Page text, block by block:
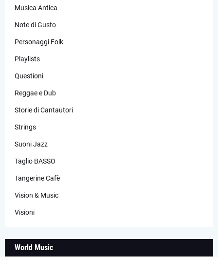
Musica Antica
Note di Gusto
Personaggi Folk
Playlists
Questioni
Reggae e Dub
Storie di Cantautori
Strings
Suoni Jazz
Taglio BASSO
Tangerine Cafè
Vision & Music
Visioni
World Music